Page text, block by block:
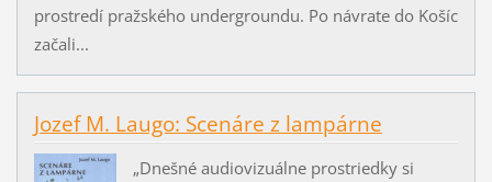
prostredí pražského undergroundu. Po návrate do Košíc
začali...
Jozef M. Laugo: Scenáre z lampárne
„Dnešné audiovizuálne prostriedky si